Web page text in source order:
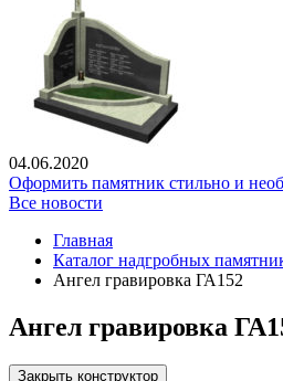
04.06.2020
Оформить памятник стильно и
Все новости
Главная
Каталог надгробных
Ангел гравировка ГА152
Ангел гравировка
Закрыть конструктор